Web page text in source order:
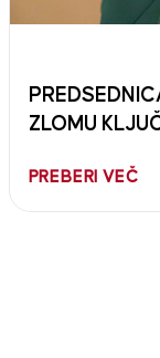
ZLOMU
PREBERI VEČ